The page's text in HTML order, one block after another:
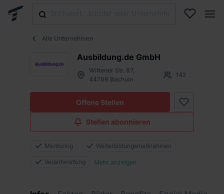
Alle Unternehmen
Ausbildung.de GmbH
Wittener Str. 87,
44789 Bochum
142
Offene Stellen
Stellen abonnieren
Mentoring Weiterbildungsmaßnahmen
Verantwortung Mehr anzeigen